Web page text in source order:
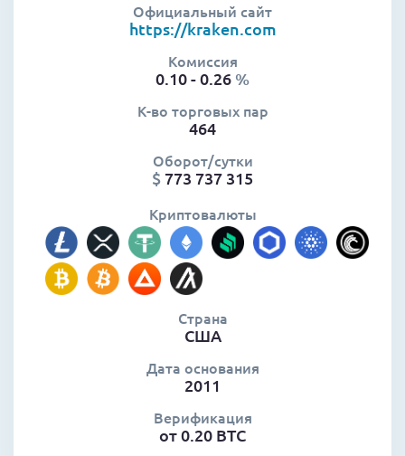
Официальный сайт
https://kraken.com
Комиссия
0.10 - 0.26 %
К-во торговых пар
464
Оборот/сутки
$ 773 737 315
Криптовалюты
Страна
США
Дата основания
2011
Верификация
от 0.20 BTC